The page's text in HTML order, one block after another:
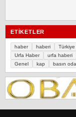
ETIKETLER
haber haberi Türkiye
Urfa Haber
urfa haberi
Genel
kap basın